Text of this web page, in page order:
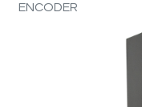
ENCODER